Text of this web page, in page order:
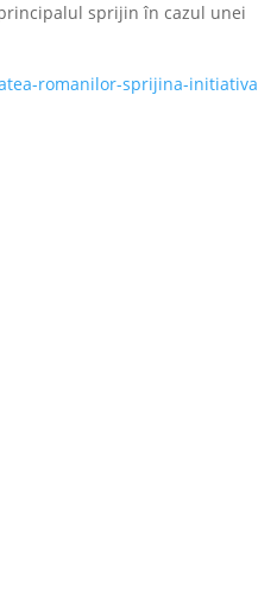
sprijin în cazul unei
romanilor-sprijina-